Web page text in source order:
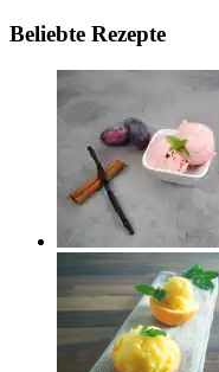
Beliebte Rezepte